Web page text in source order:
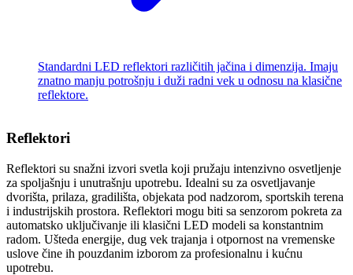
Standardni LED reflektori različitih jačina i dimenzija. Imaju
znatno manju potrošnju i duži radni vek u odnosu na klasične
reflektore.
Reflektori
Reflektori su snažni izvori svetla koji pružaju intenzivno osvetljenje
za spoljašnju i unutrašnju upotrebu. Idealni su za osvetljavanje
dvorišta, prilaza, gradilišta, objekata pod nadzorom, sportskih terena
i industrijskih prostora. Reflektori mogu biti sa senzorom pokreta za
automatsko uključivanje ili klasični LED modeli sa konstantnim
radom. Ušteda energije, dug vek trajanja i otpornost na vremenske
uslove čine ih pouzdanim izborom za profesionalnu i kućnu
upotrebu.